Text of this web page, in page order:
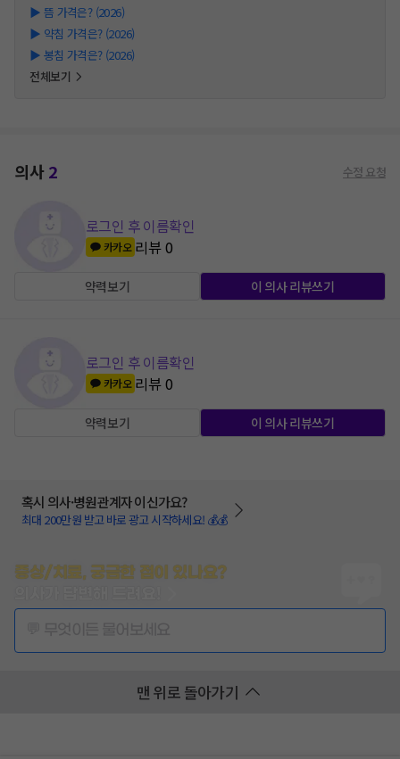
▶ 뜸 가격은? (2026)
▶ 약침 가격은? (2026)
▶ 봉침 가격은? (2026)
전체보기
의사2 수정 요청
로그인 후 이름확인
카카오 리뷰0
약력보기 이 의사 리뷰쓰기
로그인 후 이름확인
카카오 리뷰0
약력보기 이 의사 리뷰쓰기
혹시 의사·병원관계자 이신가요?
최대 200만원 받고 바로 광고 시작하세요! 💰💰
증상/치료, 궁금한 점이 있나요?
맨 위로 돌아가기